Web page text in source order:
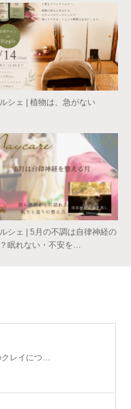
シェ | 植物は、急がない
シェ | 5月の不調は自律神経の
眠れない・不安を…
クレイにつ…